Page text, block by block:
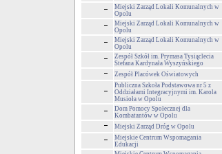
Miejski Zarząd Lokali Komunalnych w
Opolu
Miejski Zarząd Lokali Komunalnych w
Opolu
Miejski Zarząd Lokali Komunalnych w
Opolu
Zespół Szkół im. Prymasa Tysiąclecia
Stefana Kardynała Wyszyńskiego
Zespół Placówek Oświatowych
Publiczna Szkoła Podstawowa nr 5 z
Oddziałami Integracyjnymi im. Karola
Musioła w Opolu
Dom Pomocy Społecznej dla
Kombatantów w Opolu
Miejski Zarząd Dróg w Opolu
Miejskie Centrum Wspomagania
Edukacji